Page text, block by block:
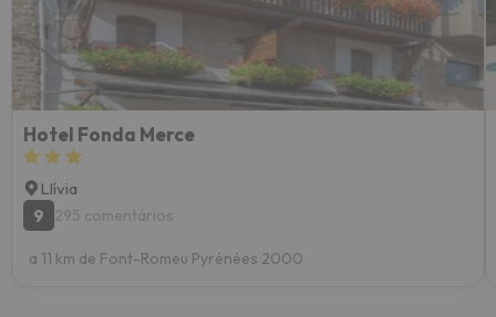
Hotel Fonda Merce
Llívia
9
295 comentários
a 11 km de Font-Romeu Pyrénées 2000